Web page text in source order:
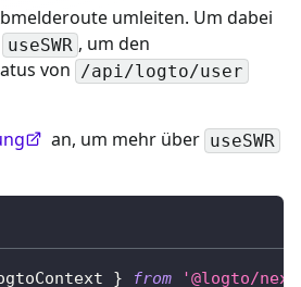
umleiten. Um dabei
useSWR , um den
von
/api/logto/user
an, um mehr über useSWR
} from
'@logto/